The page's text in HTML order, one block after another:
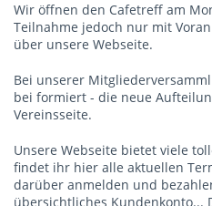
Wir öffnen den Cafetreff am
Teilnahme jedoch nur mit
über unsere Webseite.
Bei unserer
bei formiert - die neue
Vereinsseite.
Unsere Webseite bietet viele
findet ihr hier alle aktuellen
darüber anmelden und
übersichtliches Kundenkonto...